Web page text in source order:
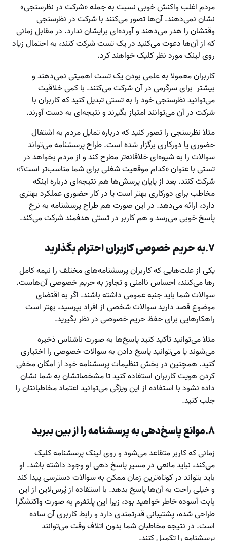
مردم اغلب واکنش خوبی نسبت به جمله «شرکت در نظرسنجی»
نشان نمی‌دهند. آن‌ها تصور می‌کنند با شرکت در نظرسنجی
وقتشان را هدر می‌دهند و آورده‌ای برایشان ندارد. در مقابل زمانی
که از آن‌ها دعوت می‌کنید در یک تست شرکت کنند، به احتمال زیاد
روی لینک مورد نظر کلیک خواهند کرد.
کاربران معمولا به علمی بودن یک تست اهمیتی نمی‌دهند و
بیشتر برای سرگرمی در آن شرکت می‌کنند. با کمی خلاقیت
می‌توانید نظرسنجی خود را به تستی تبدیل کنید که کاربران با
شرکت در آن می‌توانند امتیاز بگیرند و نتیجه‌ای به دست آورند.
مثلا نظرسنجی را تصور کنید که درباره تمایل مردم به اشتغال
حضوری یا دورکاری برگزار شده است. طراح پرسشنامه می‌تواند
سوالات را به شیوه‌ای خلاقانه‌تر مطرح کند و از مردم بخواهد در
تستی با عنوان «کدام موقعیت شغلی برای شما مناسب‌تر است؟»
شرکت کنند. بعد از پایان پرسش‌ها هم نتیجه‌ای درباره اینکه
مخاطب برای دورکاری بهتر است یا در کار حضوری عملکرد بهتری
دارد، ارائه می‌دهد. در این صورت هم طراح پرسشنامه به نرخ
پاسخ خوبی می‌رسد و هم کاربر در تستی هدفمند شرکت می‌کند.
۷.به حریم خصوصی کاربران احترام بگذارید
یکی از علت‌هایی که کاربران پرسشنامه‌های مختلف را نیمه کامل
رها می‌کنند، احساس ناامنی و تجاوز به حریم خصوصی آن‌هاست.
سوالات شما باید جنبه عمومی داشته باشند. اگر به اقتضای
موضوع قصد دارید سوالات شخصی از افراد بپرسید، بهتر است
راهکارهایی برای حفظ حریم خصوصی در نظر بگیرید.
مثلا می‌توانید تأکید کنید پاسخ‌ها به صورت ناشناس ذخیره
می‌شوند یا می‌توانید پاسخ دادن به سوالات خصوصی را اختیاری
کنید. همچنین در بخش تنظیمات پرسشنامه خود از امکان مخفی
کردن هویت کاربران استفاده کنید تا مشخصاتشان به شما نشان
داده نشود با استفاده از این ویژگی می‌توانید اعتماد مخاطبانتان را
جلب کنید.
۸.موانع پاسخ‌دهی به پرسشنامه را از بین ببرید
زمانی که کاربر متقاعد می‌شود و روی لینک پرسشنامه کلیک
می‌کند، نباید مانعی در مسیر پاسخ ‌دهی او وجود داشته باشد. او
باید بتواند در کوتاه‌ترین زمان ممکن به سوالات دسترسی پیدا کند
و خیلی راحت به آن‌ها پاسخ بدهد. با استفاده از پُرس‌لاین از این
بابت آسوده خاطر خواهید بود، زیرا این پلتفرم به صورت واکنشگرا
طراحی شده، پشتیبانی قدرتمندی دارد و رابط کاربری آن ساده
است. در نتیجه مخاطبان شما بدون اتلاف وقت می‌توانند